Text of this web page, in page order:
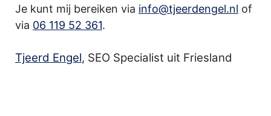
Je kunt mij bereiken via info@tjeerdengel.nl of
via 06 119 52 361.
Tjeerd Engel, SEO Specialist uit Friesland